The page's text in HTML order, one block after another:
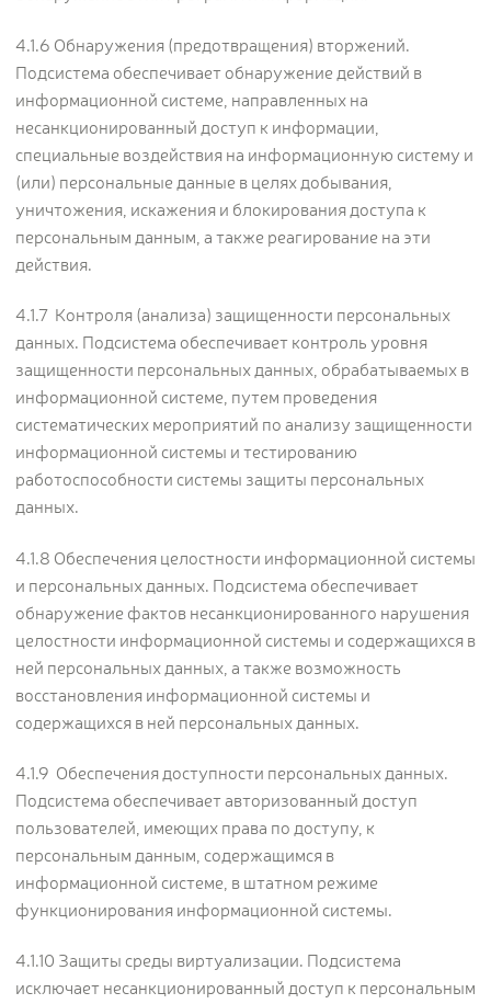
4.1.6 Обнаружения (предотвращения) вторжений.
Подсистема обеспечивает обнаружение действий в
информационной системе, направленных на
несанкционированный доступ к информации,
специальные воздействия на информационную систему и
(или) персональные данные в целях добывания,
уничтожения, искажения и блокирования доступа к
персональным данным, а также реагирование на эти
действия.
4.1.7 Контроля (анализа) защищенности персональных
данных. Подсистема обеспечивает контроль уровня
защищенности персональных данных, обрабатываемых в
информационной системе, путем проведения
систематических мероприятий по анализу защищенности
информационной системы и тестированию
работоспособности системы защиты персональных
данных.
4.1.8 Обеспечения целостности информационной системы
и персональных данных. Подсистема обеспечивает
обнаружение фактов несанкционированного нарушения
целостности информационной системы и содержащихся в
ней персональных данных, а также возможность
восстановления информационной системы и
содержащихся в ней персональных данных.
4.1.9 Обеспечения доступности персональных данных.
Подсистема обеспечивает авторизованный доступ
пользователей, имеющих права по доступу, к
персональным данным, содержащимся в
информационной системе, в штатном режиме
функционирования информационной системы.
4.1.10 Защиты среды виртуализации. Подсистема
исключает несанкционированный доступ к персональным